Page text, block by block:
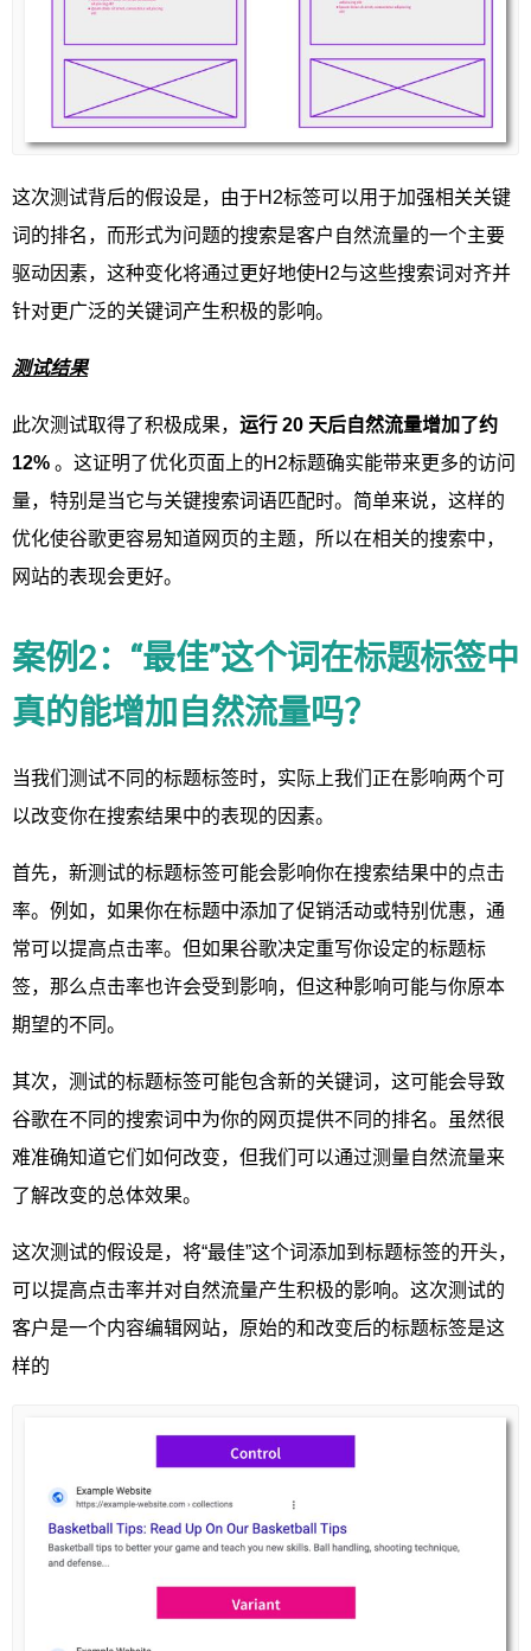
这次测试背后的假设是，由于H2标签可以用于加强相关关键
词的排名，而形式为问题的搜索是客户自然流量的一个主要
驱动因素，这种变化将通过更好地使H2与这些搜索词对齐并
针对更广泛的关键词产生积极的影响。
测试结果
此次测试取得了积极成果， 运行 20 天后自然流量增加了约
12% 。这证明了优化页面上的H2标题确实能带来更多的访问
量，特别是当它与关键搜索词语匹配时。简单来说，这样的
优化使谷歌更容易知道网页的主题，所以在相关的搜索中，
网站的表现会更好。
案例2：“最佳”这个词在标题标签中
真的能增加自然流量吗？
当我们测试不同的标题标签时，实际上我们正在影响两个可
以改变你在搜索结果中的表现的因素。
首先，新测试的标题标签可能会影响你在搜索结果中的点击
率。例如，如果你在标题中添加了促销活动或特别优惠，通
常可以提高点击率。但如果谷歌决定重写你设定的标题标
签，那么点击率也许会受到影响，但这种影响可能与你原本
期望的不同。
其次，测试的标题标签可能包含新的关键词，这可能会导致
谷歌在不同的搜索词中为你的网页提供不同的排名。虽然很
难准确知道它们如何改变，但我们可以通过测量自然流量来
了解改变的总体效果。
这次测试的假设是，将“最佳”这个词添加到标题标签的开头，
可以提高点击率并对自然流量产生积极的影响。这次测试的
客户是一个内容编辑网站，原始的和改变后的标题标签是这
样的